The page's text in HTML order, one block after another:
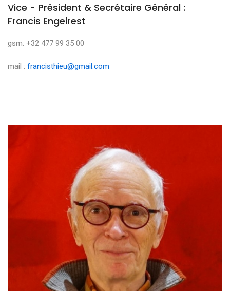
Vice - Président & Secrétaire Général :
Francis Engelrest
gsm: +32 477 99 35 00
mail : francisthieu@gmail.com